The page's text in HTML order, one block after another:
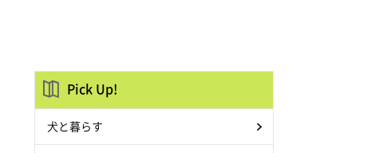
Pick Up!
犬と暮らす